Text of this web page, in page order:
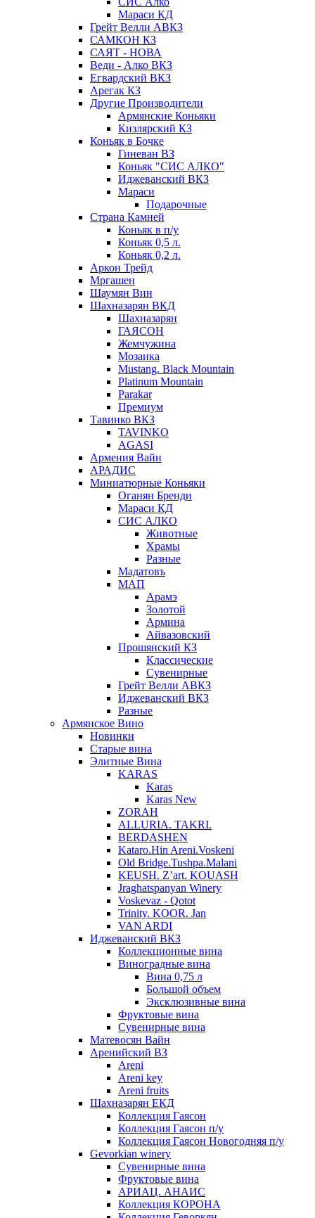
Мараси КД
Грейт Велли АВКЗ
САМКОН КЗ
САЯТ - НОВА
Веди - Алко ВКЗ
Егвардский ВКЗ
Арегак КЗ
Другие Производители
Армянские Коньяки
Кизлярский КЗ
Коньяк в Бочке
Гиневан ВЗ
Коньяк "СИС АЛКО"
Иджеванский ВКЗ
Мараси
Подарочные
Страна Камней
Коньяк в п/у
Коньяк 0,5 л.
Коньяк 0,2 л.
Аркон Трейд
Мргашен
Шаумян Вин
Шахназарян ВКД
Шахназарян
ГАЯСОН
Жемчужина
Мозаика
Mustang. Black Mountain
Platinum Mountain
Parakar
Премиум
Тавинко ВКЗ
TAVINKO
AGASI
Армения Вайн
АРАДИС
Миниатюрные Коньяки
Оганян Бренди
Мараси КД
СИС АЛКО
Животные
Храмы
Разные
Мадатовъ
МАП
Арамэ
Золотой
Армина
Айвазовский
Прошянский КЗ
Классические
Сувенирные
Грейт Велли АВКЗ
Иджеванский ВКЗ
Разные
Армянское Вино
Новинки
Старые вина
Элитные Вина
KARAS
Karas
Karas New
ZORAH
ALLURIA. TAKRI.
BERDASHEN
Kataro.Hin Areni.Voskeni
Old Bridge.Tushpa.Malani
KEUSH. Z’art. KOUASH
Jraghatspanyan Winery
Voskevaz - Qotot
Trinity. KOOR. Jan
VAN ARDI
Иджеванский ВКЗ
Коллекционные вина
Виноградные вина
Вина 0,75 л
Большой объем
Эксклюзивные вина
Фруктовые вина
Cувенирные вина
Матевосян Вайн
Аренийский ВЗ
Areni
Areni key
Areni fruits
Шахназарян ЕКД
Коллекция Гаясон
Коллекция Гаясон п/у
Коллекция Гаясон Новогодняя п/у
Gevorkian winery
Сувенирные вина
Фруктовые вина
АРИАЦ. АНАИС
Коллекция КОРОНА